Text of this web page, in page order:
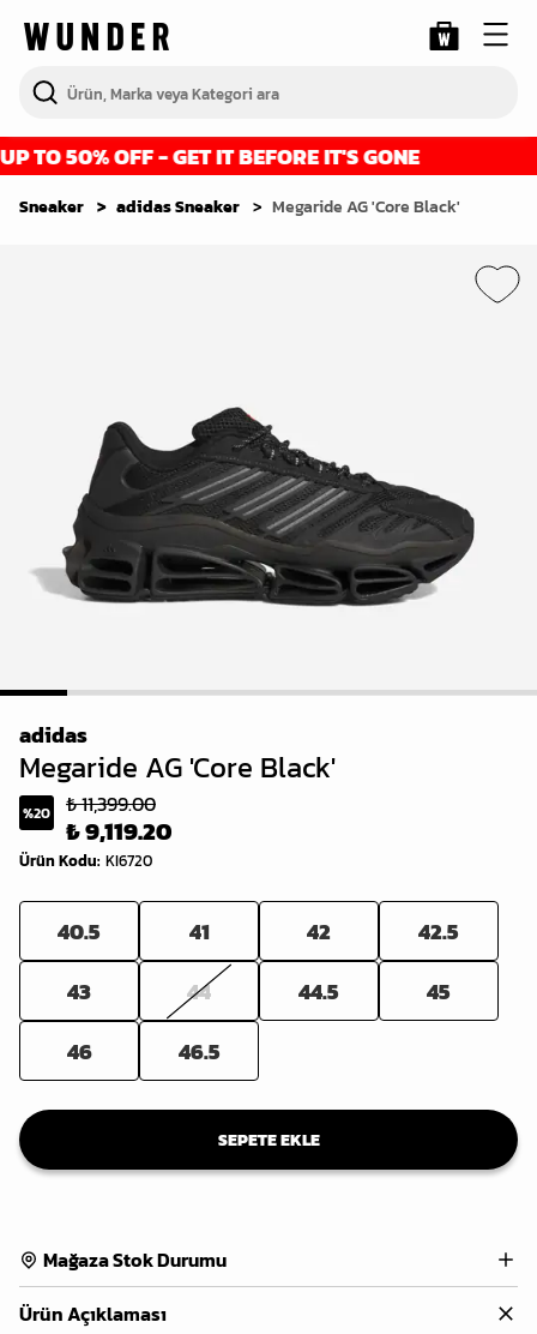
50% OFF - GET IT BEFORE IT'S GONE
Sneaker adidas Sneaker Megaride AG 'Core Black'
1 2 3 4 5 6 7 8
adidas
Megaride AG 'Core Black'
%20 ₺ 11,399.00
₺ 9,119.20
Ürün Kodu: KI6720
40.5 41 42
42.5
43
44 44.5
45
46
46.5
SEPETE EKLE
Mağaza Stok Durumu
Ürün Açıklaması